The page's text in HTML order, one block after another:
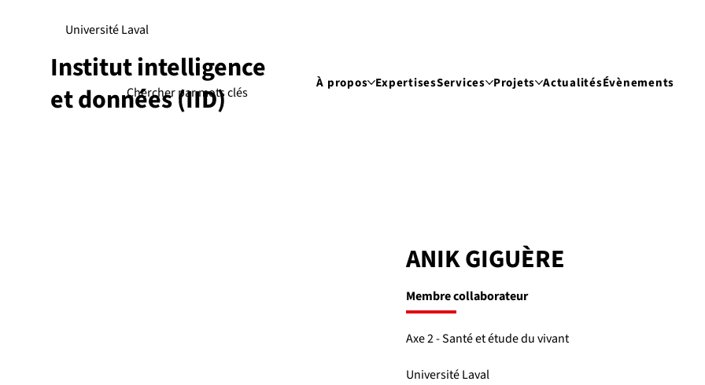
Institut intelligence
et données (IID)
À propos ExpertisesServices Projets ActualitésÉvènements
Université Laval
ANIK GIGUÈRE
Membre collaborateur
Axe 2 - Santé et étude du vivant
Université Laval